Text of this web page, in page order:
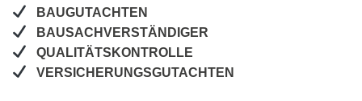
BAUGUTACHTEN
BAUSACHVERSTÄNDIGER
QUALITÄTSKONTROLLE
VERSICHERUNGSGUTACHTEN